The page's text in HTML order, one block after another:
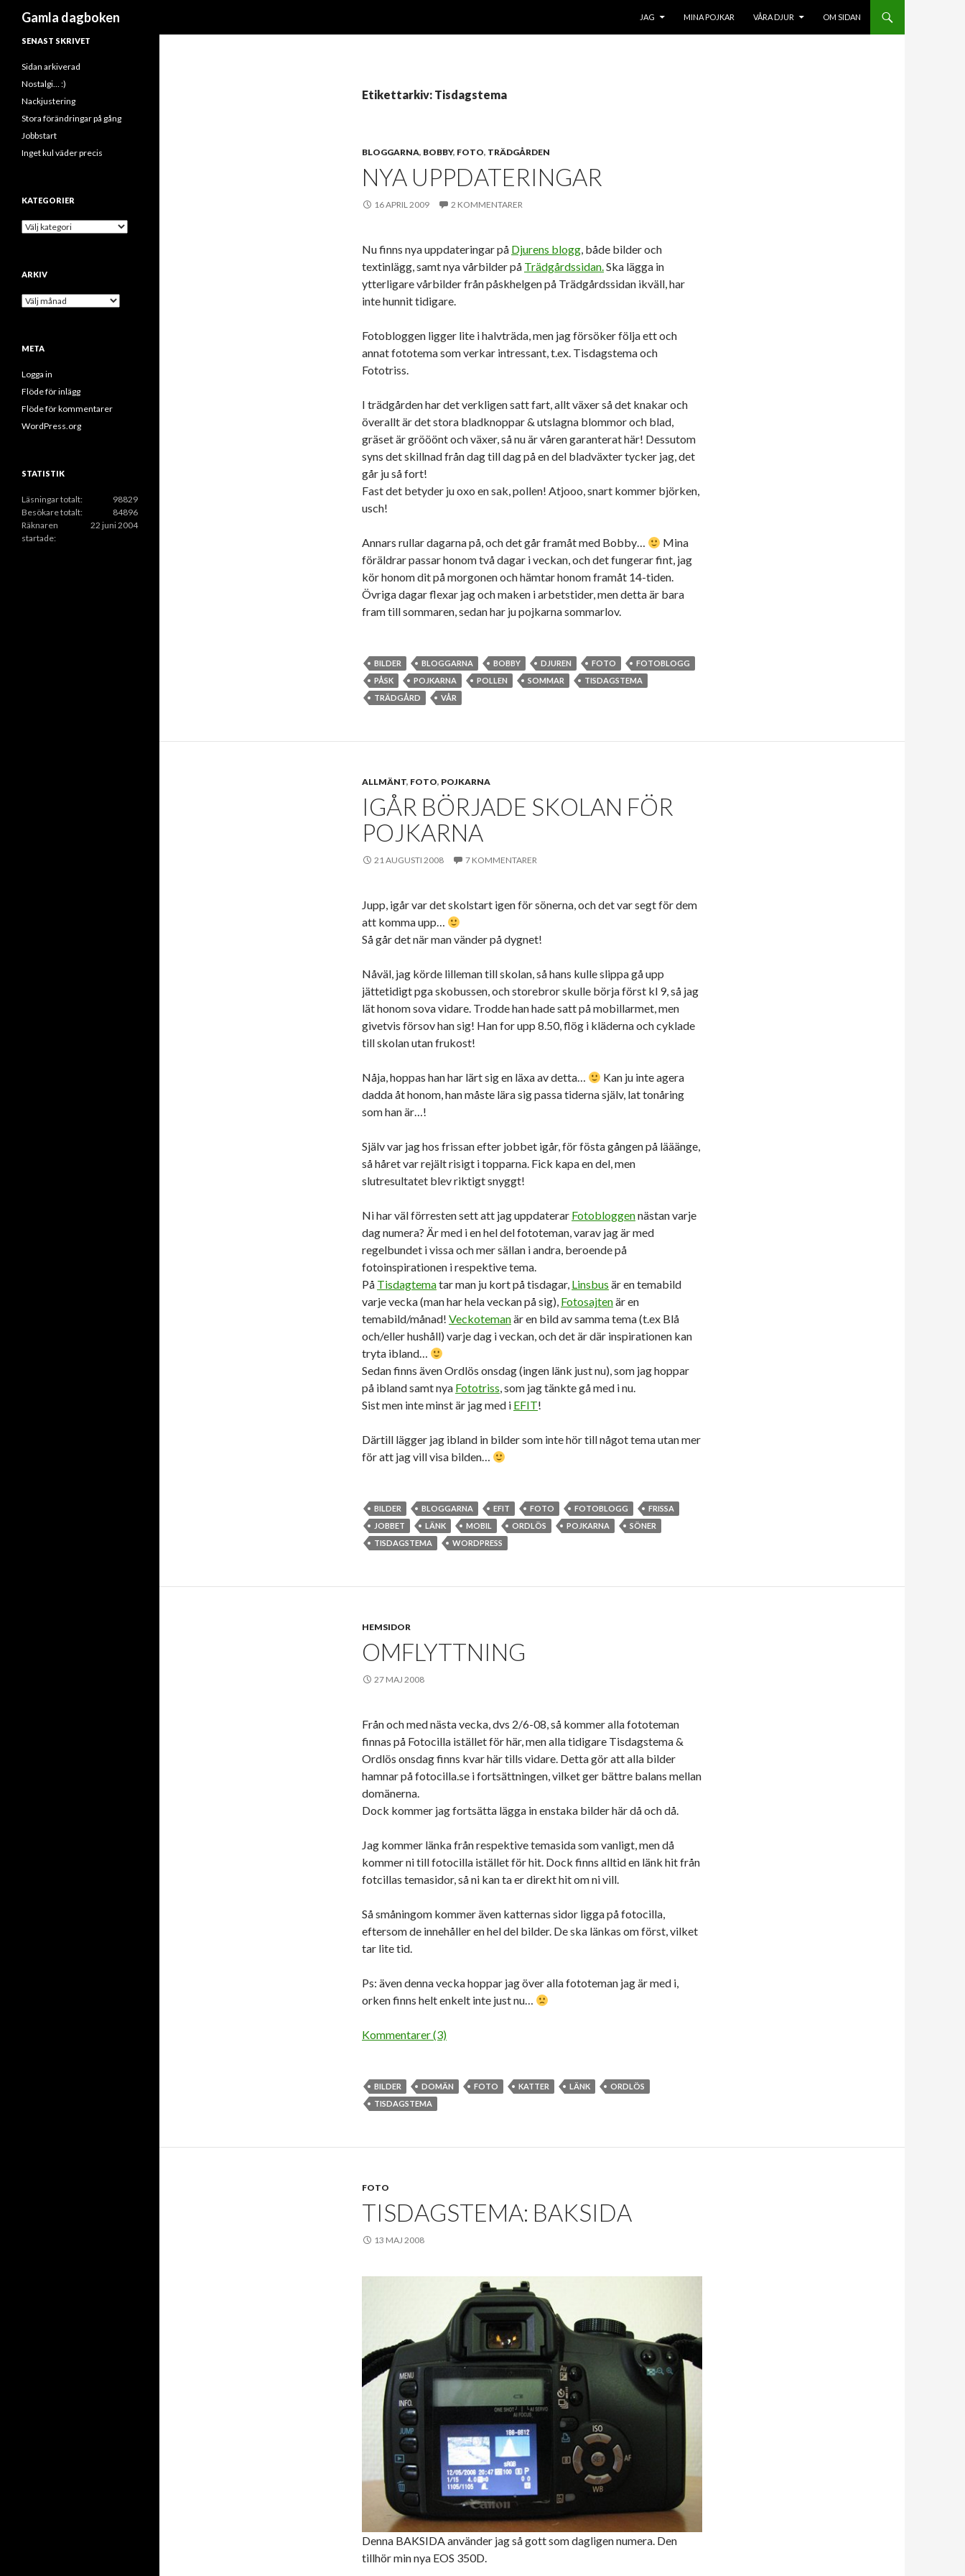
Gamla dagboken
JAG
MINA POJKAR VÅRA DJUR OM SIDAN
Etikettarkiv: Tisdagstema
BLOGGARNA, BOBBY, FOTO, TRÄDGÅRDEN
NYA UPPDATERINGAR
16 APRIL 2009 2 KOMMENTARER
Nu finns nya uppdateringar på Djurens blogg, både bilder och
textinlägg, samt nya vårbilder på Trädgårdssidan.Ska lägga in
ytterligare vårbilder från påskhelgen på Trädgårdssidan ikväll, har
inte hunnit tidigare.
Fotobloggen ligger lite i halvträda, men jag försöker följa ett och
annat fototema som verkar intressant, t.ex. Tisdagstema och
Fototriss.
I trädgården har det verkligen satt fart, allt växer så det knakar och
överallt är det stora bladknoppar & utslagna blommor och blad,
gräset är grööönt och växer, så nu är våren garanterat här! Dessutom
syns det skillnad från dag till dag på en del bladväxter tycker jag, det
går ju så fort!
Fast det betyder ju oxo en sak, pollen! Atjooo, snart kommer björken,
usch!
Annars rullar dagarna på, och det går framåt med Bobby…
Mina
föräldrar passar honom två dagar i veckan, och det fungerar fint, jag
kör honom dit på morgonen och hämtar honom framåt 14-tiden.
Övriga dagar flexar jag och maken i arbetstider, men detta är bara
fram till sommaren, sedan har ju pojkarna sommarlov.
BILDER BLOGGARNA BOBBY DJUREN FOTO
FOTOBLOGG
PÅSK
POJKARNA POLLEN SOMMAR
TISDAGSTEMA
TRÄDGÅRD
VÅR
ALLMÄNT, FOTO, POJKARNA
IGÅR BÖRJADE SKOLAN FÖR
POJKARNA
21 AUGUSTI 2008 7 KOMMENTARER
Jupp, igår var det skolstart igen för sönerna, och det var segt för dem
att komma upp…
Så går det när man vänder på dygnet!
Nåväl, jag körde lilleman till skolan, så hans kulle slippa gå upp
jättetidigt pga skobussen, och storebror skulle börja först kl 9, så jag
lät honom sova vidare. Trodde han hade satt på mobillarmet, men
givetvis försov han sig! Han for upp 8.50, flög i kläderna och cyklade
till skolan utan frukost!
Nåja, hoppas han har lärt sig en läxa av detta…
Kan ju inte agera
dadda åt honom, han måste lära sig passa tiderna själv, lat tonåring
som han är…!
Själv var jag hos frissan efter jobbet igår, för fösta gången på lääänge,
så håret var rejält risigt i topparna. Fick kapa en del, men
slutresultatet blev riktigt snyggt!
Ni har väl förresten sett att jag uppdaterar Fotobloggennästan varje
dag numera? Är med i en hel del fototeman, varav jag är med
regelbundet i vissa och mer sällan i andra, beroende på
fotoinspirationen i respektive tema.
På Tisdagtematar man ju kort på tisdagar, Linsbus är en temabild
varje vecka (man har hela veckan på sig), Fotosajtenär en
temabild/månad! Veckotemanär en bild av samma tema (t.ex Blå
och/eller hushåll) varje dag i veckan, och det är där inspirationen kan
tryta ibland…
Sedan finns även Ordlös onsdag (ingen länk just nu), som jag hoppar
på ibland samt nya Fototriss, som jag tänkte gå med i nu.
Sist men inte minst är jag med i EFIT!
Därtill lägger jag ibland in bilder som inte hör till något tema utan mer
för att jag vill visa bilden…
BILDER BLOGGARNA EFIT FOTO FOTOBLOGG
FRISSA
JOBBET
LÄNK MOBIL ORDLÖS POJKARNA
SÖNER
TISDAGSTEMA
WORDPRESS
HEMSIDOR
OMFLYTTNING
27 MAJ 2008
Från och med nästa vecka, dvs 2/6-08, så kommer alla fototeman
finnas på Fotocilla istället för här, men alla tidigare Tisdagstema &
Ordlös onsdag finns kvar här tills vidare. Detta gör att alla bilder
hamnar på fotocilla.se i fortsättningen, vilket ger bättre balans mellan
domänerna.
Dock kommer jag fortsätta lägga in enstaka bilder här då och då.
Jag kommer länka från respektive temasida som vanligt, men då
kommer ni till fotocilla istället för hit. Dock finns alltid en länk hit från
fotcillas temasidor, så ni kan ta er direkt hit om ni vill.
Så småningom kommer även katternas sidor ligga på fotocilla,
eftersom de innehåller en hel del bilder. De ska länkas om först, vilket
tar lite tid.
Ps: även denna vecka hoppar jag över alla fototeman jag är med i,
orken finns helt enkelt inte just nu…
Kommentarer (3)
BILDER DOMÄN FOTO KATTER LÄNK
ORDLÖS
TISDAGSTEMA
FOTO
TISDAGSTEMA: BAKSIDA
13 MAJ 2008
Denna BAKSIDA använder jag så gott som dagligen numera. Den
tillhör min nya EOS 350D.
SENAST SKRIVET
Sidan arkiverad
Nostalgi… :)
Nackjustering
Stora förändringar på gång
Jobbstart
Inget kul väder precis
KATEGORIER
K
g
ARKIV
A
v
META
Logga in
Flöde för inlägg
Flöde för kommentarer
WordPress.org
STATISTIK
98829
Läsningar totalt:
84896
Besökare totalt:
22 juni 2004
Räknaren
startade: